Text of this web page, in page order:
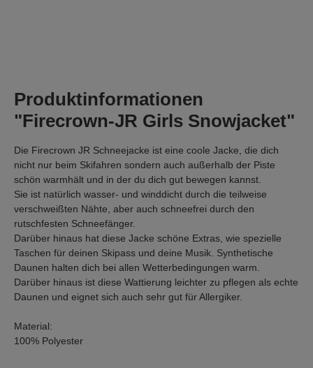
Produktinformationen
"Firecrown-JR Girls Snowjacket"
Die Firecrown JR Schneejacke ist eine coole Jacke, die dich
nicht nur beim Skifahren sondern auch außerhalb der Piste
schön warmhält und in der du dich gut bewegen kannst.
Sie ist natürlich wasser- und winddicht durch die teilweise
verschweißten Nähte, aber auch schneefrei durch den
rutschfesten Schneefänger.
Darüber hinaus hat diese Jacke schöne Extras, wie spezielle
Taschen für deinen Skipass und deine Musik. Synthetische
Daunen halten dich bei allen Wetterbedingungen warm.
Darüber hinaus ist diese Wattierung leichter zu pflegen als echte
Daunen und eignet sich auch sehr gut für Allergiker.
Material:
100% Polyester